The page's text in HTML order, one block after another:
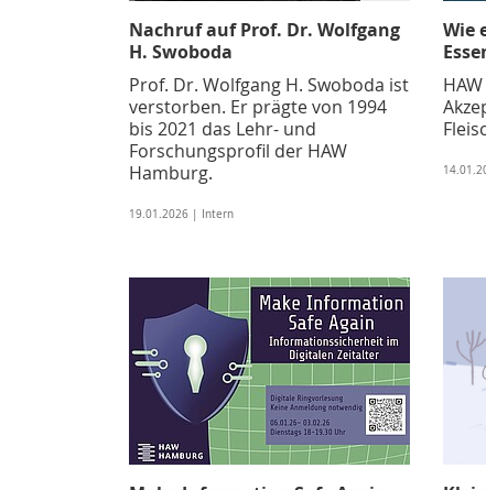
Nachruf auf Prof. Dr. Wolfgang
H. Swoboda
Prof. Dr. Wolfgang H. Swoboda ist
verstorben. Er prägte von 1994
bis 2021 das Lehr- und
Forschungsprofil der HAW
Hamburg.
19.01.2026 | Intern
Wie